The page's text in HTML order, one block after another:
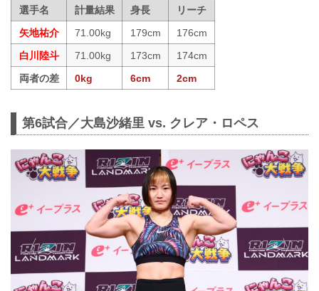
選手名 計量結果 身長
リーチ
矢地祐介
71.00kg 179cm
176cm
白川陸斗
71.00kg 173cm
174cm
両者の差
0kg 6cm 2cm
第6試合／大島沙緒里 vs. クレア・ロペス